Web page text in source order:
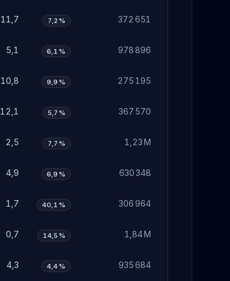
11,7 7,2 % 372 651
5,1 6,1 % 978 896
10,8 9,9 % 275 195
12,1 5,7 % 367 570
2,5 7,7 % 1,23 M
4,9 6,9 % 630 348
1,7 40,1 % 306 964
0,7 14,5 % 1,84 M
4,3 4,4 % 935 684